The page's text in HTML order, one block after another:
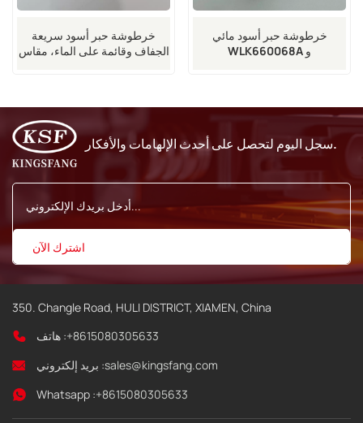
خرطوشة حبر أسود سريعة
الجفاف وقائمة على الماء، مقاس
خرطوشة حبر أسود مائي
WLK660068A و
سجل اليوم لتحصل على أحدث الإلهامات والأفكار.
350. Changle Road, HULI DISTRICT, XIAMEN, China
هاتف :+8615080305633
بريد إلكتروني :sales@kingsfang.com
Whatsapp :+8615080305633